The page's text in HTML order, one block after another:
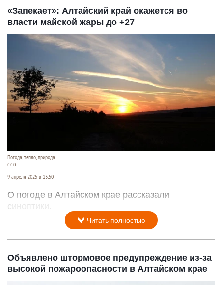
«Запекает»: Алтайский край окажется во
власти майской жары до +27
Погода, тепло, природа.
СС0
9 апреля 2025 в 13:50
О погоде в Алтайском крае рассказали
синоптики.
Читать полностью
Объявлено штормовое предупреждение из-за
высокой пожароопасности в Алтайском крае